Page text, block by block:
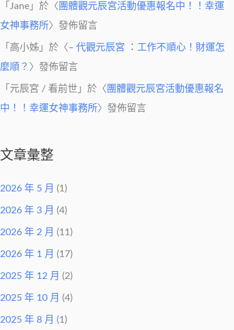
「 Jane 」於〈 團體觀元辰宮活動優惠報名中！！幸運
女神事務所〉發佈留言
「 高小姊 」於〈– 代觀元辰宮 ：工作不順心！財運怎
麼順？ 〉發佈留言
「 元辰宮 / 看前世 」於〈 團體觀元辰宮活動優惠報名
中！！幸運女神事務所〉發佈留言
文章彙整
2026 年 5 月 (1)
2026 年 3 月 (4)
2026 年 2 月 (11)
2026 年 1 月 (17)
2025 年 12 月 (2)
2025 年 10 月 (4)
2025 年 8 月 (1)